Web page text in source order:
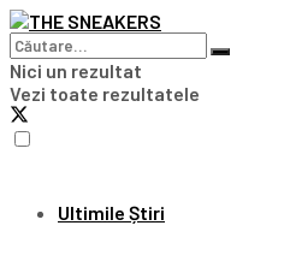
Nici un rezultat
Vezi toate rezultatele
Ultimile Știri